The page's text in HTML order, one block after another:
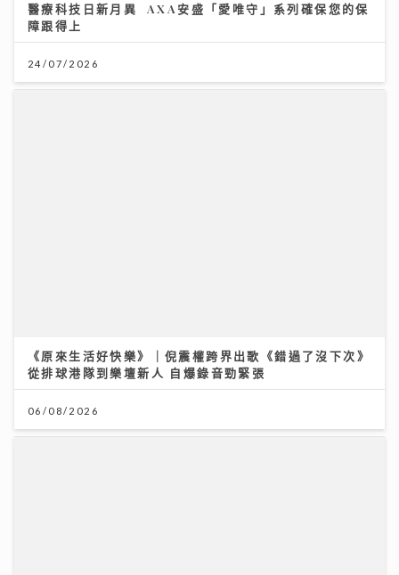
醫療科技日新月異 AXA安盛「愛唯守」系列確保您的保
障跟得上
24/07/2026
《原來生活好快樂》｜倪震權跨界出歌《錯過了沒下次》
從排球港隊到樂壇新人 自爆錄音勁緊張
06/08/2026